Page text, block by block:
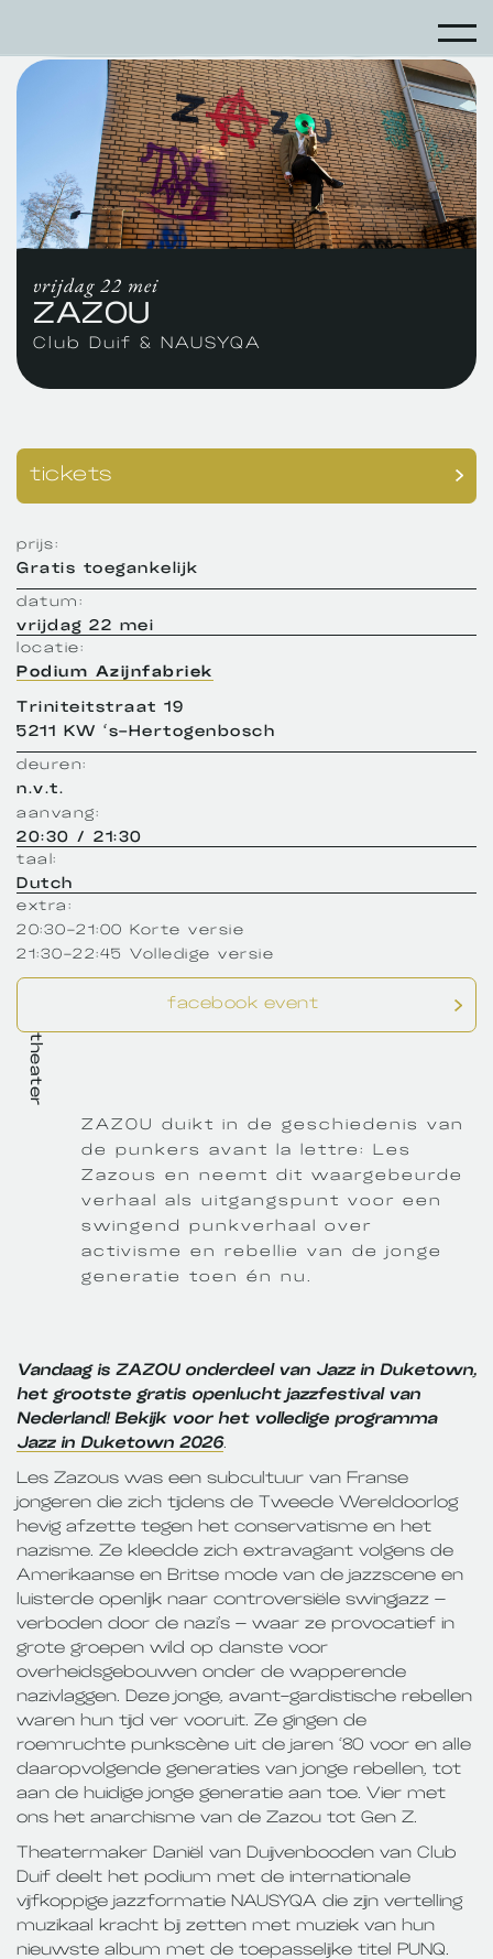
vrijdag 22 mei
ZAZOU
Club Duif & NAUSYQA
theater
ZAZOU duikt in de geschiedenis van
de punkers avant la lettre: Les
Zazous en neemt dit waargebeurde
verhaal als uitgangspunt voor een
swingend punkverhaal over
activisme en rebellie van de jonge
generatie toen én nu.
Vandaag is ZAZOU onderdeel van Jazz in Duketown,
het grootste gratis openlucht jazzfestival van
Nederland! Bekijk voor het volledige programma
Jazz in Duketown 2026.
Les Zazous was een subcultuur van Franse
jongeren die zich tijdens de Tweede Wereldoorlog
hevig afzette tegen het conservatisme en het
nazisme. Ze kleedde zich extravagant volgens de
Amerikaanse en Britse mode van de jazzscene en
luisterde openlijk naar controversiële swingjazz –
verboden door de nazi’s – waar ze provocatief in
grote groepen wild op danste voor
overheidsgebouwen onder de wapperende
nazivlaggen. Deze jonge, avant-gardistische rebellen
waren hun tijd ver vooruit. Ze gingen de
roemruchte punkscène uit de jaren ‘80 voor en alle
daaropvolgende generaties van jonge rebellen, tot
aan de huidige jonge generatie aan toe. Vier met
ons het anarchisme van de Zazou tot Gen Z.
Theatermaker Daniël van Duijvenbooden van Club
Duif deelt het podium met de internationale
vijfkoppige jazzformatie NAUSYQA die zijn vertelling
muzikaal kracht bij zetten met muziek van hun
nieuwste album met de toepasselijke titel PUNQ.
tickets
prijs:
Gratis toegankelijk
datum:
vrijdag 22 mei
locatie:
Podium Azijnfabriek
Triniteitstraat 19
5211 KW ‘s-Hertogenbosch
deuren:
n.v.t.
aanvang:
20:30 / 21:30
taal:
Dutch
extra:
20:30-21:00 Korte versie
21:30-22:45 Volledige versie
facebook event